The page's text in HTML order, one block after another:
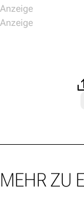
MEHR ZU